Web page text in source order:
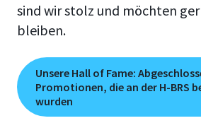
sind wir stolz und möchten
bleiben.
Unsere Hall of Fame:
Promotionen, die an der H-BRS
wurden